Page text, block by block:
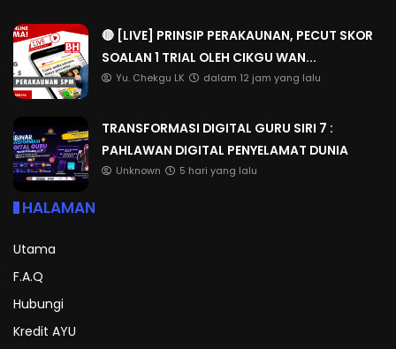
🔴 [LIVE] PRINSIP PERAKAUNAN, PECUT SKOR
SOALAN 1 TRIAL OLEH CIKGU WAN...
Yu. Chekgu LK dalam 12 jam yang lalu
TRANSFORMASI DIGITAL GURU SIRI 7 :
PAHLAWAN DIGITAL PENYELAMAT DUNIA
Unknown 5 hari yang lalu
HALAMAN
Utama
F.A.Q
Hubungi
Kredit AYU